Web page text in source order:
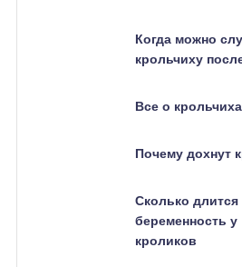
Когда можно
крольчиху
Все о
Почему дохнут
Сколько длится
беременность у
кроликов